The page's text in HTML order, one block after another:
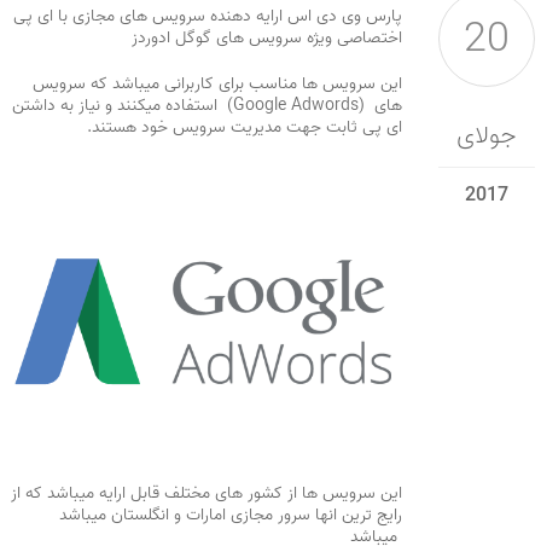
20
جولای
2017
پارس وی دی اس ارایه دهنده سرویس های مجازی با ای پی
اختصاصی ویژه سرویس های گوگل ادوردز
این سرویس ها مناسب برای کاربرانی میباشد که سرویس
های (Google Adwords) استفاده میکنند و نیاز به داشتن
ای پی ثابت جهت مدیریت سرویس خود هستند.
این سرویس ها از کشور های مختلف قابل ارایه میباشد که از
رایج ترین انها سرور مجازی امارات و انگلستان میباشد
میباشد